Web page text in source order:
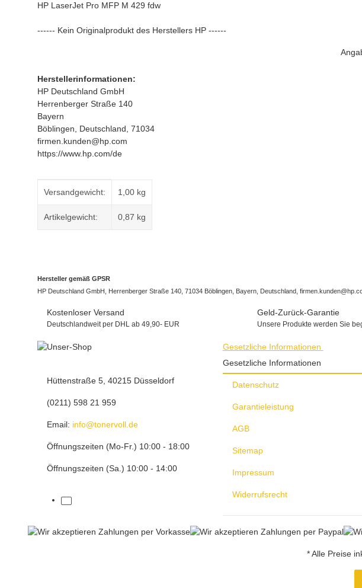
HP LaserJet Pro MFP M 429 fdw
------ Kein Originalprodukt des Herstellers HP ------
Herstellerinformationen:
HP Deutschland GmbH
Herrenberger Straße 140
Bayern
Böblingen, Deutschland, 71034
firmen.kunden@hp.com
https://www.hp.com/de
Versandgewicht: 1,00 kg
Artikelgewicht: 0,87 kg
Hersteller gemäß GPSR
HP Deutschland GmbH, Herrenberger Straße 140, 71034 Böblingen, Bayern, Deutschland,
Kostenloser Versand
Deutschlandweit per DHL ab 49,90- EUR
Geld-Zurück-Garantie
Unsere Produkte werden Sie
Hüttenstraße 5, 40215 Düsseldorf
(0211) 598 21 959
Email: info@tonervoll.de
Öffnungszeiten (Mo-Fr.) 10:00 - 18:00
Öffnungszeiten (Sa.) 10:00 - 14:00
facebook
Gesetzliche Informationen
Gesetzliche Informationen
Datenschutz
Garantieleistung
AGB
Sitemap
Impressum
Widerrufsrecht
* Alle Preise